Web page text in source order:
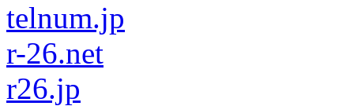
telnum.jp
r-26.net
r26.jp